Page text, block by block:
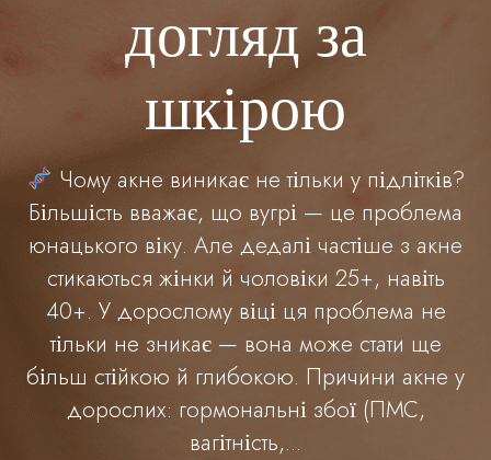
догляд за
шкірою
Чому акне виникає не тільки у підлітків?
Більшість вважає, що вугрі — це проблема
юнацького віку. Але дедалі частіше з акне
стикаються жінки й чоловіки 25+, навіть
40+. У дорослому віці ця проблема не
тільки не зникає — вона може стати ще
більш стійкою й глибокою. Причини акне у
дорослих: гормональні збої (ПМС,
вагітність,...